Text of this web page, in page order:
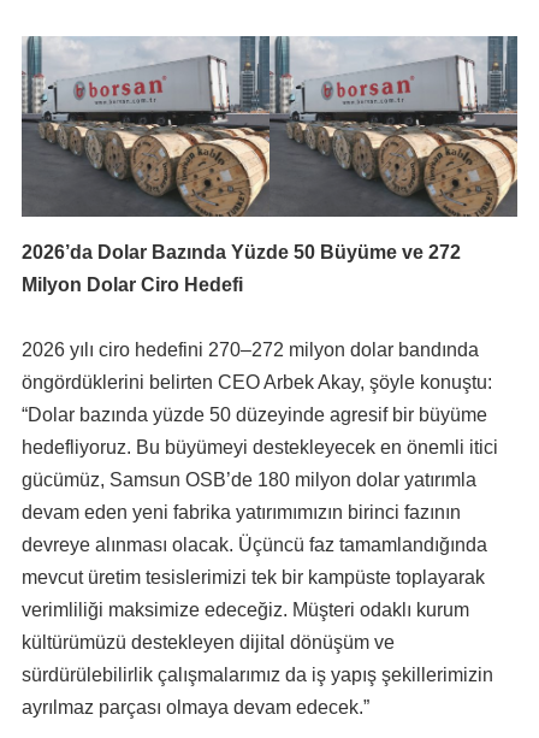
2026’da Dolar Bazında Yüzde 50 Büyüme ve 272
Milyon Dolar Ciro Hedefi
2026 yılı ciro hedefini 270–272 milyon dolar bandında
öngördüklerini belirten CEO Arbek Akay, şöyle konuştu:
“Dolar bazında yüzde 50 düzeyinde agresif bir büyüme
hedefliyoruz. Bu büyümeyi destekleyecek en önemli itici
gücümüz, Samsun OSB’de 180 milyon dolar yatırımla
devam eden yeni fabrika yatırımımızın birinci fazının
devreye alınması olacak. Üçüncü faz tamamlandığında
mevcut üretim tesislerimizi tek bir kampüste toplayarak
verimliliği maksimize edeceğiz. Müşteri odaklı kurum
kültürümüzü destekleyen dijital dönüşüm ve
sürdürülebilirlik çalışmalarımız da iş yapış şekillerimizin
ayrılmaz parçası olmaya devam edecek.”